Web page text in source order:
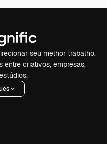
seu melhor trabalho.
entre criativos, empresas,